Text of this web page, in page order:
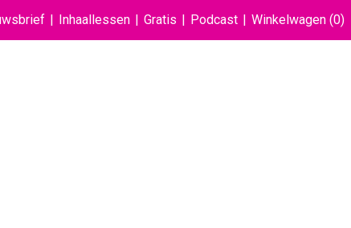
Inhaallessen Gratis Podcast Winkelwagen (0)